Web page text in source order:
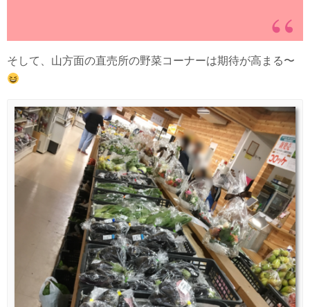
そして、山方面の直売所の野菜コーナーは期待が高まる〜